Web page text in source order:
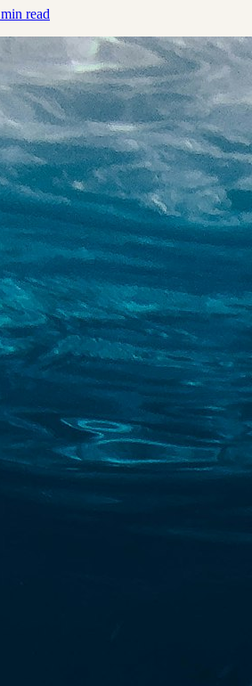
min read